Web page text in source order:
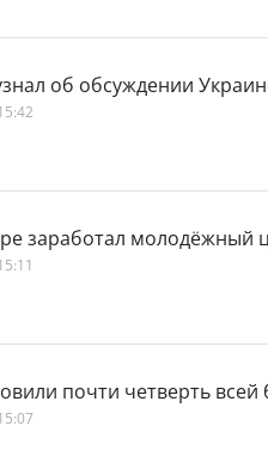
об обсуждении
заработал молодёжный
почти четверть всей